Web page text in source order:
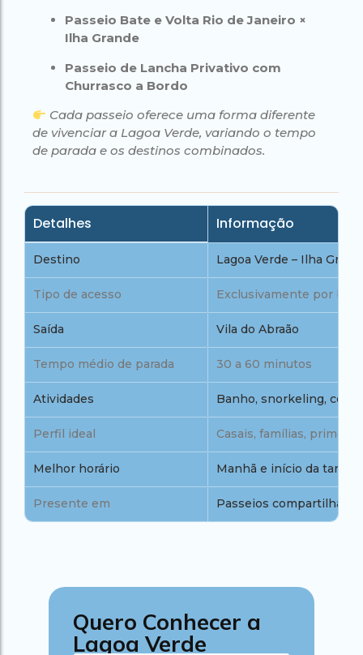
Passeio Bate e Volta Rio de Janeiro ×
Ilha Grande
Passeio de Lancha Privativo com
Churrasco a Bordo
Cada passeio oferece uma forma diferente
de vivenciar a Lagoa Verde, variando o tempo
de parada e os destinos combinados.
Detalhes Informação
Destino Lagoa Verde – Ilha
Tipo de acesso Exclusivamente por
Saída Vila do Abraão
Tempo médio de parada 30 a 60 minutos
Atividades Banho, snorkeling,
Perfil ideal Casais, famílias, primeira
Melhor horário Manhã e início da tarde
Presente em Passeios
Quero Conhecer a
Lagoa Verde